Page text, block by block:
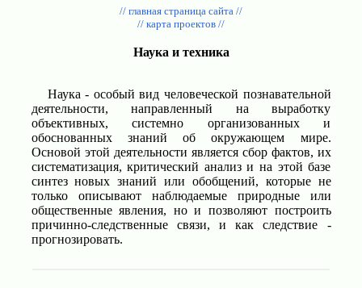
// главная страница сайта //
// карта проектов //
Наука и техника
Наука - особый вид человеческой познавательной
деятельности, направленный на выработку
объективных, системно организованных и
обоснованных знаний об окружающем мире.
Основой этой деятельности является сбор фактов, их
систематизация, критический анализ и на этой базе
синтез новых знаний или обобщений, которые не
только описывают наблюдаемые природные или
общественные явления, но и позволяют построить
причинно-следственные связи, и как следствие -
прогнозировать.